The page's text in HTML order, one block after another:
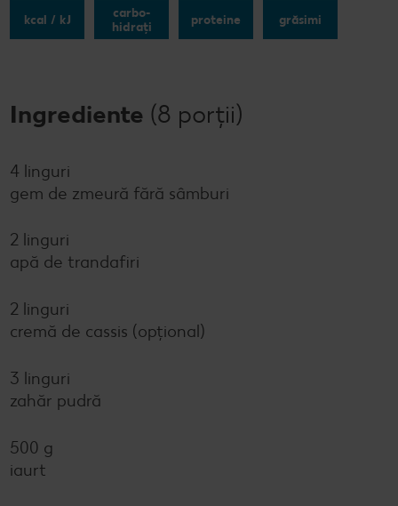
kcal / kJ
carbo-
hidrați
proteine grăsimi
Ingrediente (8 porții)
4 linguri
gem de zmeură fără sâmburi
2 linguri
apă de trandafiri
2 linguri
cremă de cassis (opțional)
3 linguri
zahăr pudră
500 g
iaurt